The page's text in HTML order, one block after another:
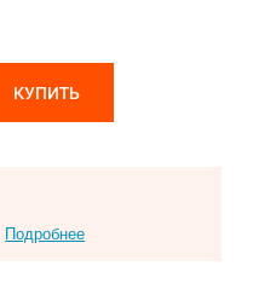
КУПИТЬ
Подробнее